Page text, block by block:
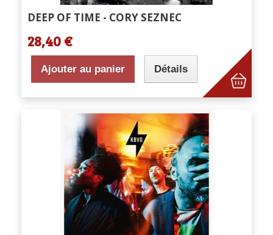
DEEP OF TIME - CORY SEZNEC
28,40 €
Ajouter au panier Détails